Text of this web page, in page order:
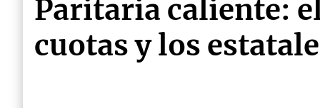
Paritaria caliente:
cuotas y los